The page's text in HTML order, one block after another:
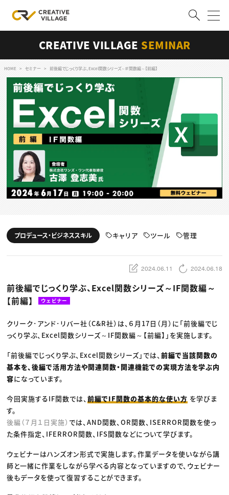
ログイン 会員登録
RECRUIT
クリエイター求人を探す
CREATIVE JOB求人検索
特集求人
採用説明会
転職支援サービス
CONTENTS
スキルアップしたい！
動画配信・映像制作
編集・ライティング
ディレクション
TOP Creator’s コラム トップ
Webクリエイター
ゲームクリエイター
クリエイターインタビュー
C＆R Magazine
セミナー
ニュース・トレンド トップ
Web
映像
ゲーム・エンタメ
広告
出版
CREATIVE VILLAGEからのお知らせ
プロフェッショナル×つながる×メディア
CREATIVE VILLAGE SEMINAR
HOME セミナー 前後編でじっくり学ぶ、Excel関数シリーズ～IF関数編～【前編】
プロデュース・ビジネススキル キャリア ツール 管理
2024.06.11 2024.06.18
前後編でじっくり学ぶ、Excel関数シリーズ～IF関数編～
【前編】
ウェビナー
クリーク･アンド･リバー社（C&R社）は、６月17日（月）に「前後編でじ
っくり学ぶ、Excel関数シリーズ～IF関数編～【前編】」を実施します。
「前後編でじっくり学ぶ、Excel関数シリーズ」では、前編で当該関数の
基本を、後編で活用方法や関連関数・関連機能での実現方法を学ぶ内
容になっています。
今回実施するIF関数では、前編でIF関数の基本的な使い方 を学びま
す。
後編（７月１日実施） では、AND関数、OR関数、ISERROR関数を使っ
た条件指定、IFERROR関数、IFS関数などについて学びます。
ウェビナーはハンズオン形式で実施します。作業データを使いながら講
師と一緒に作業をしながら学べる内容となっていますので、ウェビナー
後もデータを使って復習することができます。